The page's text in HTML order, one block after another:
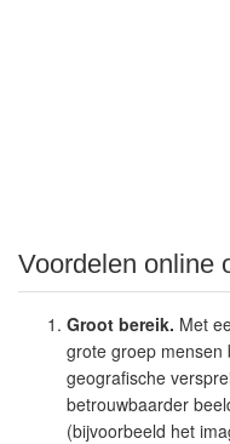
Voordelen online
Groot bereik. Met
grote groep mensen
geografische
betrouwbaarder
(bijvoorbeeld het